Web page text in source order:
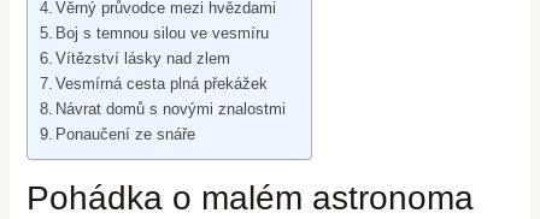
Věrný průvodce mezi hvězdami
Boj s temnou silou ve vesmíru
Vítězství lásky nad zlem
Vesmírná cesta plná překážek
Návrat domů s novými znalostmi
Ponaučení ze snáře
Pohádka o malém astronoma